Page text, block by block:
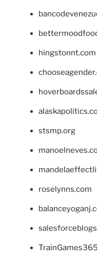
hingstonnt.com
stsmp.org
roselynns.com